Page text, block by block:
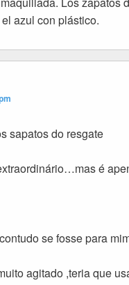
azul con plástico.
sapatos do resgate
é
se fosse para
agitado ,teria que